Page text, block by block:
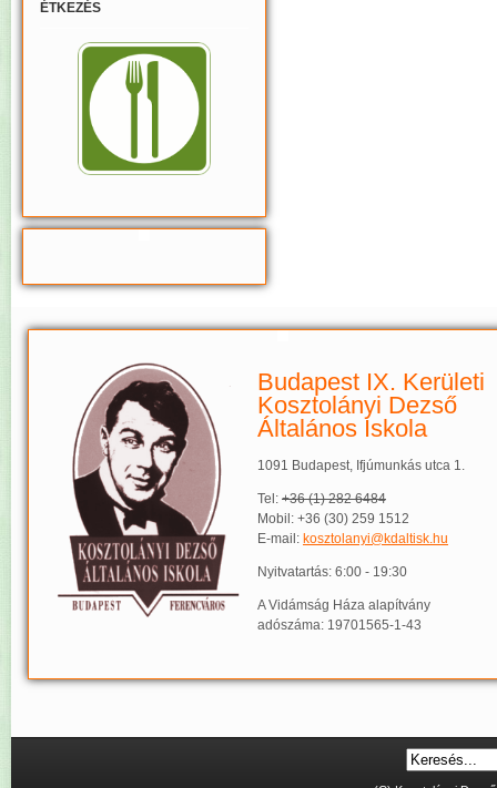
ÉTKEZÉS
Budapest IX. Kerületi
Kosztolányi Dezső
Általános Iskola
1091 Budapest, Ifjúmunkás utca 1.
Tel: +36 (1) 282 6484
Mobil: +36 (30) 259 1512
E-mail: kosztolanyi@kdaltisk.hu
Nyitvatartás: 6:00 - 19:30
A Vidámság Háza alapítvány
adószáma: 19701565-1-43